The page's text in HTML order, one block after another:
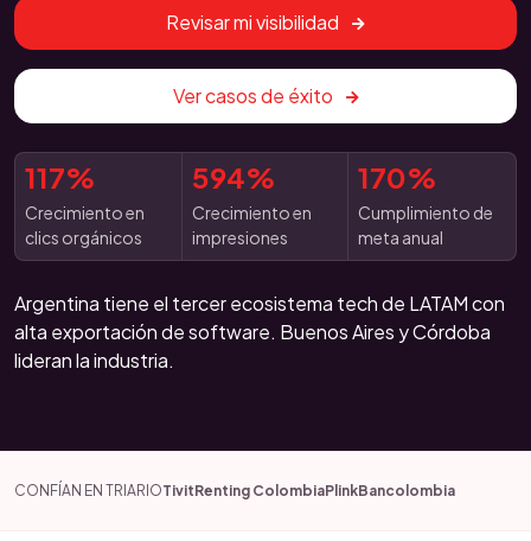
Revisar mi visibilidad
Ver casos de éxito
117%
Crecimiento en
clics orgánicos
594%
Crecimiento en
impresiones
170%
Cumplimiento de
meta anual
Argentina tiene el tercer ecosistema tech de LATAM con
alta exportación de software. Buenos Aires y Córdoba
lideran la industria.
CONFÍAN EN TRIARIOTivitRenting ColombiaPlinkBancolombia